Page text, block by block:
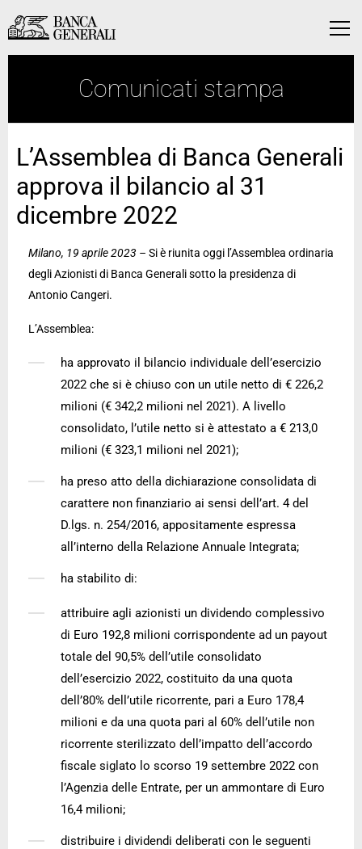
Vai al contenuto principale
Menu
Vai al contenuto principale
Comunicati stampa
L’Assemblea di Banca Generali
approva il bilancio al 31
dicembre 2022
Milano, 19 aprile 2023 – Si è riunita oggi l’Assemblea ordinaria
degli Azionisti di Banca Generali sotto la presidenza di
Antonio Cangeri.
L’Assemblea:
ha approvato il bilancio individuale dell’esercizio
2022 che si è chiuso con un utile netto di € 226,2
milioni (€ 342,2 milioni nel 2021). A livello
consolidato, l’utile netto si è attestato a € 213,0
milioni (€ 323,1 milioni nel 2021);
ha preso atto della dichiarazione consolidata di
carattere non finanziario ai sensi dell’art. 4 del
D.lgs. n. 254/2016, appositamente espressa
all’interno della Relazione Annuale Integrata;
ha stabilito di:
attribuire agli azionisti un dividendo complessivo
di Euro 192,8 milioni corrispondente ad un payout
totale del 90,5% dell’utile consolidato
dell’esercizio 2022, costituito da una quota
dell’80% dell’utile ricorrente, pari a Euro 178,4
milioni e da una quota pari al 60% dell’utile non
ricorrente sterilizzato dell’impatto dell’accordo
fiscale siglato lo scorso 19 settembre 2022 con
l’Agenzia delle Entrate, per un ammontare di Euro
16,4 milioni;
distribuire i dividendi deliberati con le seguenti